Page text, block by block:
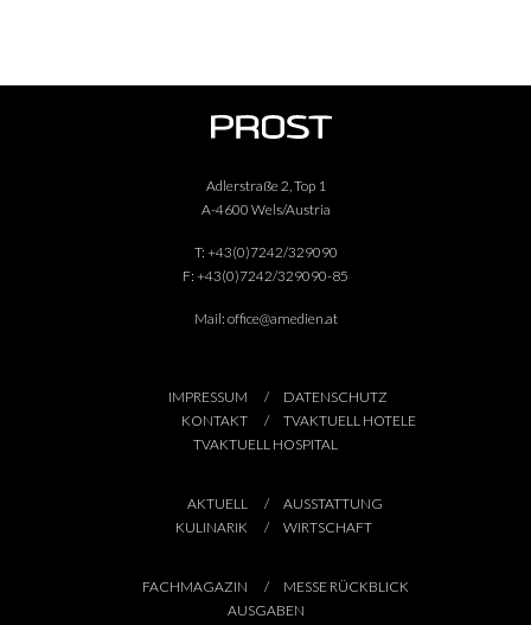
Adlerstraße 2, Top 1
A-4600 Wels/Austria
T: +43(0)7242/329090
F: +43(0)7242/329090-85
Mail: office@amedien.at
IMPRESSUM
DATENSCHUTZ
KONTAKT
TVAKTUELL HOTELE
TVAKTUELL HOSPITAL
AKTUELL
AUSSTATTUNG
KULINARIK
WIRTSCHAFT
FACHMAGAZIN
MESSE RÜCKBLICK
AUSGABEN